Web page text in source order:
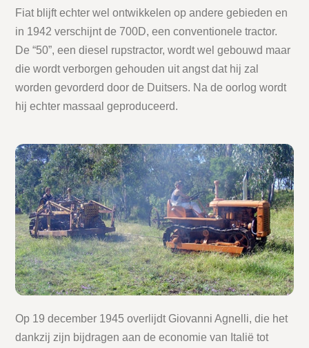
Fiat blijft echter wel ontwikkelen op andere gebieden en
in 1942 verschijnt de 700D, een conventionele tractor.
De “50”, een diesel rupstractor, wordt wel gebouwd maar
die wordt verborgen gehouden uit angst dat hij zal
worden gevorderd door de Duitsers. Na de oorlog wordt
hij echter massaal geproduceerd.
Op 19 december 1945 overlijdt Giovanni Agnelli, die het
dankzij zijn bijdragen aan de economie van Italië tot